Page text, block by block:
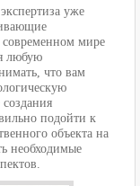
уже
современном мире
любую
что вам
подойти к
объекта на
необходимые